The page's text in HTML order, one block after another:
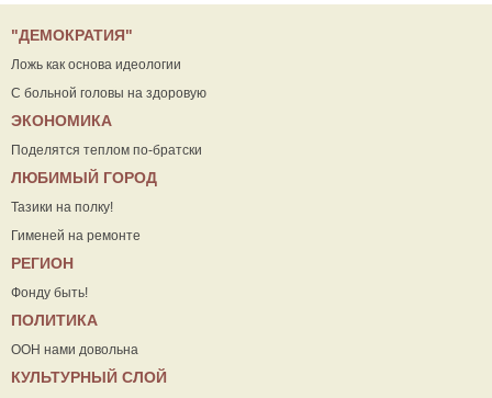
"ДЕМОКРАТИЯ"
Ложь как основа идеологии
С больной головы на здоровую
ЭКОНОМИКА
Поделятся теплом по-братски
ЛЮБИМЫЙ ГОРОД
Тазики на полку!
Гименей на ремонте
РЕГИОН
Фонду быть!
ПОЛИТИКА
ООН нами довольна
КУЛЬТУРНЫЙ СЛОЙ